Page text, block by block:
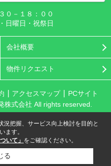
０－１８：００
日曜日・祝祭日
会社概要
物件リクエスト
アクセスマップ
PCサイト
株式会社 All rights reserved.
況把握、サービス向上検討を目的と
ます。
いて」 をご確認ください。
る